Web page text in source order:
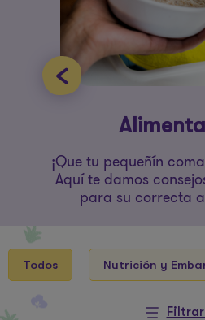
¡Que tu pequeñín
Aquí te damos
para su correcta
Todos Nutrición y